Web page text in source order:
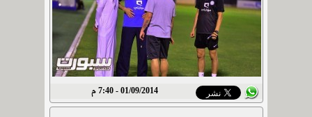
01/09/2014 - 7:40 م